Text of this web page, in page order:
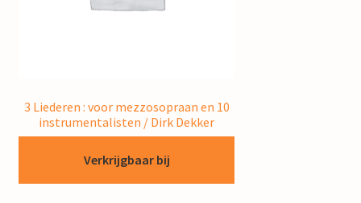
3 Liederen : voor mezzosopraan en 10
instrumentalisten / Dirk Dekker
Verkrijgbaar bij